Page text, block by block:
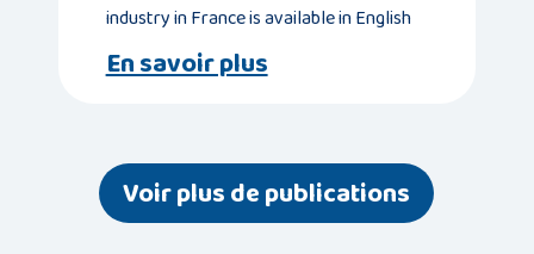
industry in France is available in English
En savoir plus
Voir plus de publications